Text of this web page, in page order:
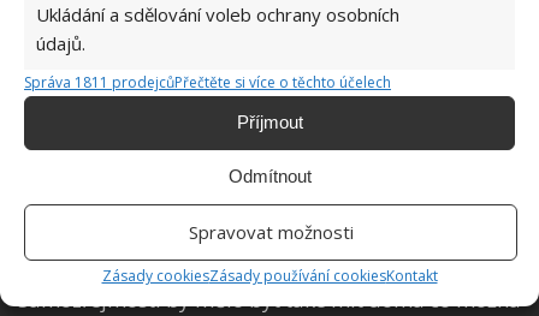
Ukládání a sdělování voleb ochrany osobních
údajů.
Správa 1811 prodejcůPřečtěte si více o těchto účelech
Příjmout
Odmítnout
Spravovat možnosti
Zásady cookiesZásady používání cookiesKontakt
Kromě větrání můžete kvalitu vzduchu ve vaší
domácnosti zlepšit také dalšími jednoduchými
způsoby. Jedním z nich je použití aromatických
esenciálních olejů, které vzduch nejen provoní, ale
také zbaví nejrůznějších zárodků, neboť většina
éterických olejů má antiseptické vlastnosti. Oblíbené
jsou pro tyto vlastnosti především éterické oleje
levandule, máty, eukalyptu či granátového jablka.
Samozřejmostí by mělo být také mít doma co možná